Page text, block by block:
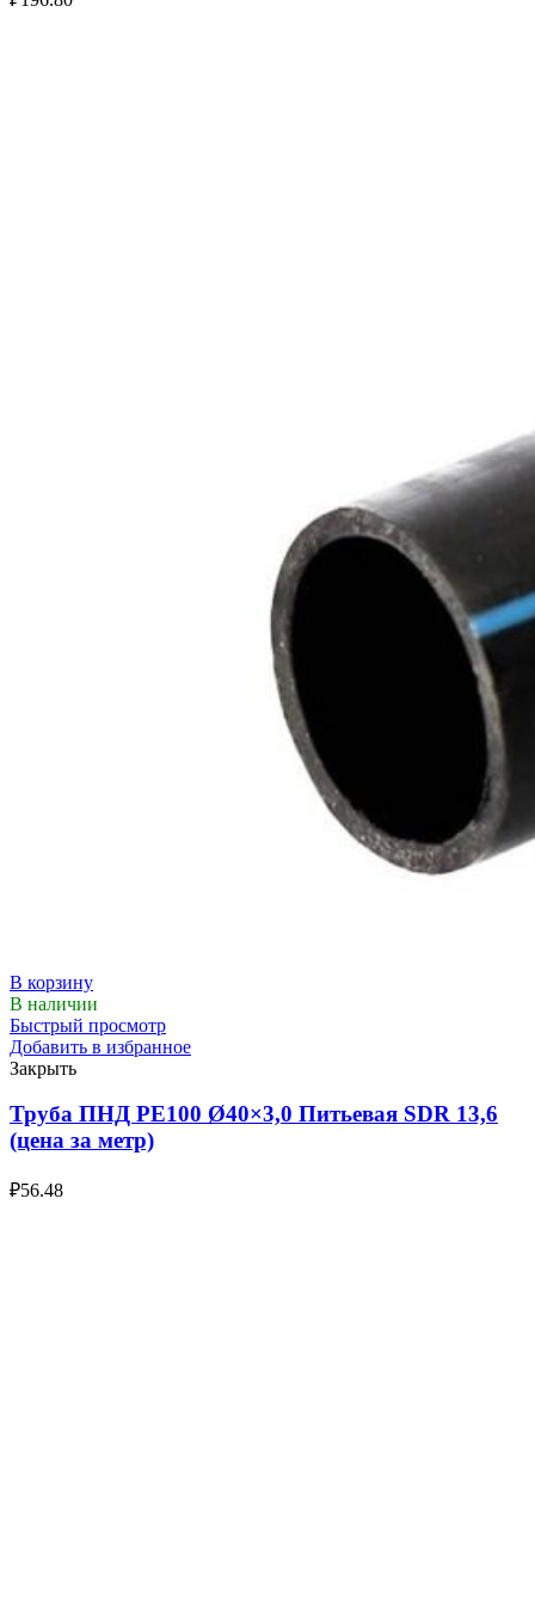
В корзину
В наличии
Быстрый просмотр
Добавить в избранное
Закрыть
Труба ПНД РЕ100 Ø40×3,0 Питьевая SDR 13,6
(цена за метр)
₽56.48